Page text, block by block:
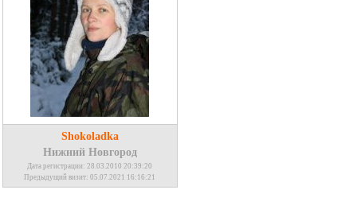
Shokoladka
Нижний Новгород
Дата регистрации: 28.03.2010 20:39:20
Предыдущий визит: 05.07.2021 16:16:21